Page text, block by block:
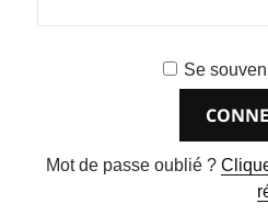
Se
Mot de passe oublié ?